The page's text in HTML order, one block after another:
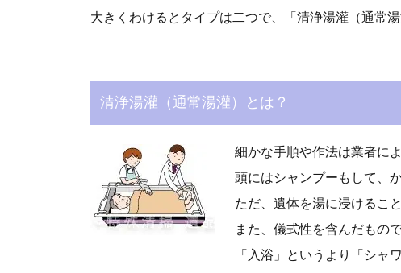
大きくわけるとタイプは二つで、「清浄湯灌（通常
清浄湯灌（通常湯灌）とは？
細かな手順や作法は業者に
頭にはシャンプーもして、
ただ、遺体を湯に浸けるこ
また、儀式性を含んだもの
「入浴」というより「シャ